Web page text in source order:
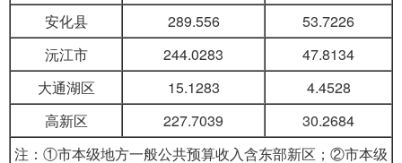
安化县
289.556
53.7226
沅江市
244.0283
47.8134
大通湖区
15.1283
4.4528
高新区
227.7039
30.2684
注：①市本级地方一般公共预算收入含东部新区；②市本级